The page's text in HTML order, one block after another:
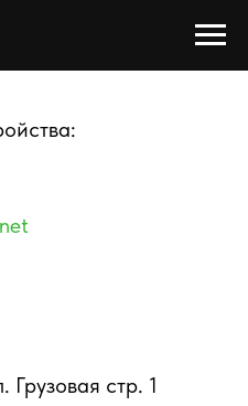
стр. 1